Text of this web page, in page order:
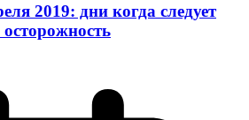
2019: дни когда следует